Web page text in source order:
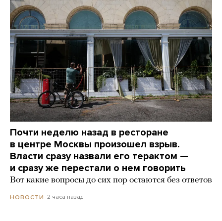
Почти неделю назад в ресторане
в центре Москвы произошел взрыв.
Власти сразу назвали его терактом —
и сразу же перестали о нем говорить
Вот какие вопросы до сих пор остаются без ответов
НОВОСТИ 2 часа назад